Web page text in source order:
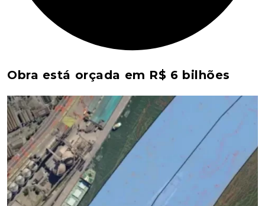
Obra está orçada em R$ 6 bilhões